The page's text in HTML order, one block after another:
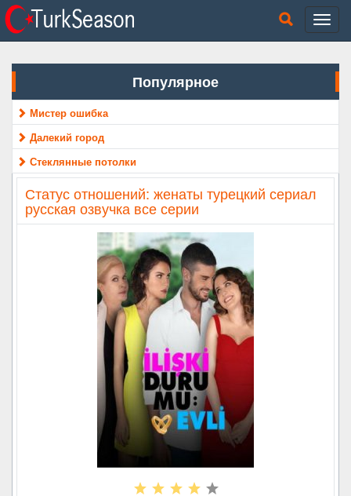
Популярное
Мистер ошибка
Далекий город
Стеклянные потолки
Статус отношений: женаты турецкий сериал
русская озвучка все серии